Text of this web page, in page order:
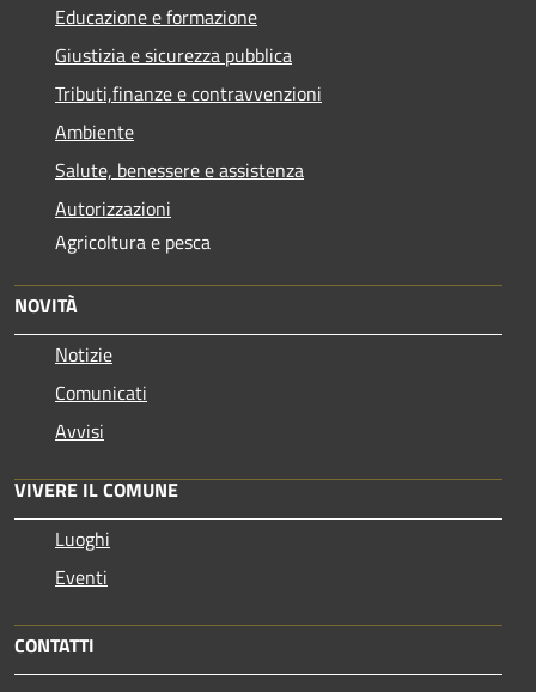
Educazione e formazione
Giustizia e sicurezza pubblica
Tributi,finanze e contravvenzioni
Ambiente
Salute, benessere e assistenza
Autorizzazioni
Agricoltura e pesca
NOVITÀ
Notizie
Comunicati
Avvisi
VIVERE IL COMUNE
Luoghi
Eventi
CONTATTI